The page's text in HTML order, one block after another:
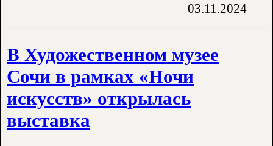
03.11.2024
В Художественном музее
Сочи в рамках «Ночи
искусств» открылась
выставка